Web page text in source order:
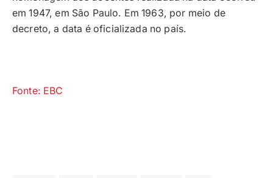
em 1947, em São Paulo. Em 1963, por meio de
decreto, a data é oficializada no país.
Fonte: EBC